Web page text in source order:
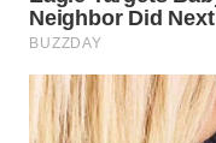
WN
WN